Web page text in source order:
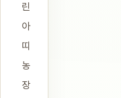
린
아
띠
농
장